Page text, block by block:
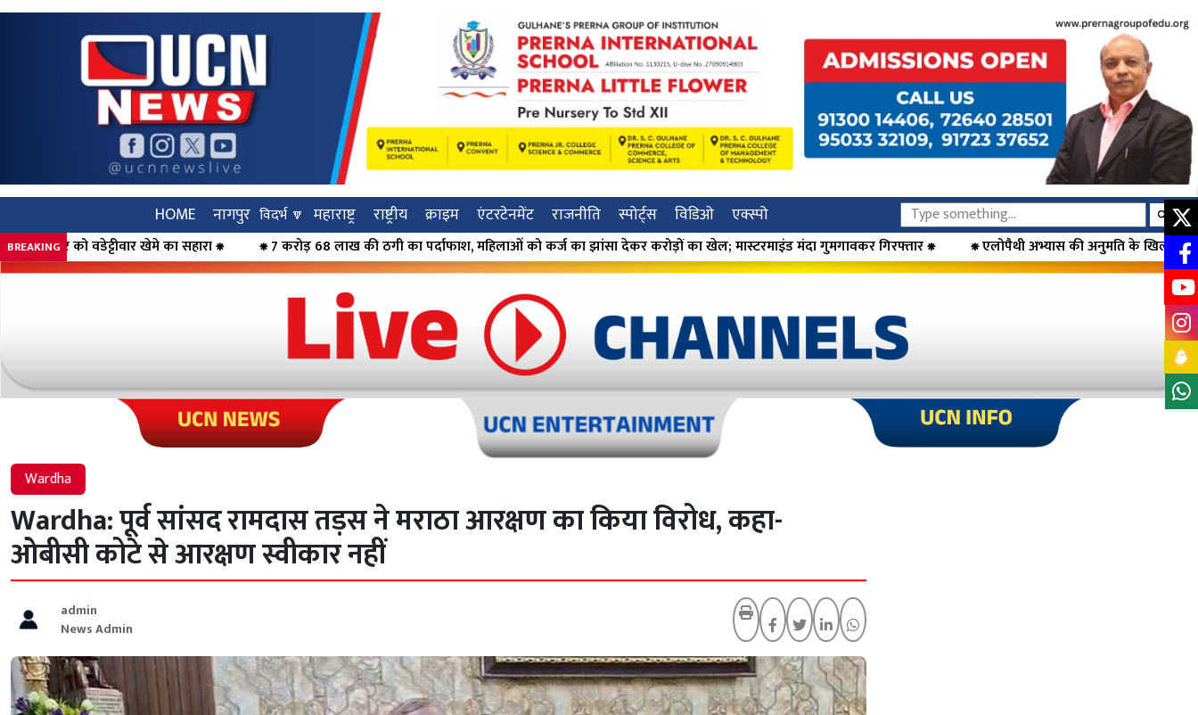
HOME नागपुर विदर्भ 🔽 महाराष्ट्र राष्ट्रीय क्राइम एंटरटेनमेंट राजनीति स्पोर्ट्स विडिओ एक्स्पो
BREAKING
⁕ ⁕ 7 करोड़ 68 लाख की ठगी का पर्दाफाश, महिलाओं को कर्ज का झांसा देकर करोड़ों का खेल; मास्टरमाइंड मंदा गुमगावकर गिरफ्तार ⁕ ⁕ एलोपैथी अभ्यास की अनुमति के खिलाफ डॉक्टरों का आंदोलन, मुख्यमंत्री
Click to visit UCN News Click to visit UCN Info
Wardha
Wardha: पूर्व सांसद रामदास तड़स ने मराठा आरक्षण का किया विरोध, कहा-
ओबीसी कोटे से आरक्षण स्वीकार नहीं
admin
News Admin